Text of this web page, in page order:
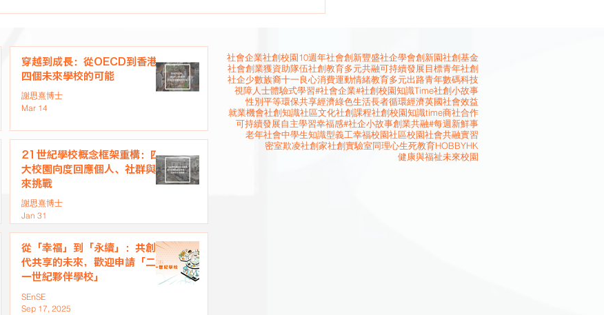
穿越到成長：從OECD到香港
四個未來學校的可能
謝思熹博士
Mar 14
21世紀學校概念框架重構：四
大校園向度回應個人、社群與未
來挑戰
謝思熹博士
Jan 31
從「幸福」到「永續」：共創世
代共享的未來，歡迎申請「二十
一世紀夥伴學校」
SEnSE
Sep 17, 2025
社會企業社創校園10週年社會創新豐盛社企學會創新園社創基金
社會創業獲資助隊伍社創教育多元共融可持續發展目標青年社創
社企少數族裔十一良心消費運動情緒教育多元出路青年數碼科技
視障人士體驗式學習#社會企業#社創校園知識Time社創小故事
性別平等環保共享經濟綠色生活長者循環經濟英國社會效益
就業機會社創知識社區文化社創課程社創校園知識time商社合作
可持續發展自主學習幸福感#社企小故事創業共融#每週新鮮事
老年社會中學生知識型義工幸福校園社區校園社會共融實習
密室欺凌社創家社創實驗室同理心生死教育HOBBYHK
健康與福祉未來校園